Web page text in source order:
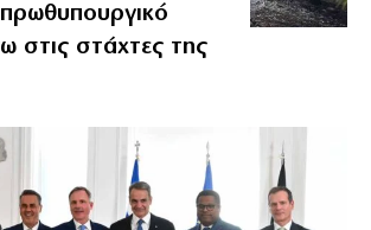
στις στάχτες της